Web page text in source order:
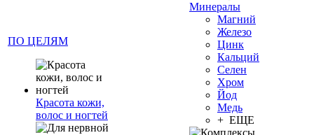
ПО ЦЕЛЯМ
Красота кожи,
волос и ногтей
Минералы
Магний
Железо
Цинк
Кальций
Селен
Хром
Йод
Медь
+ ЕЩЕ